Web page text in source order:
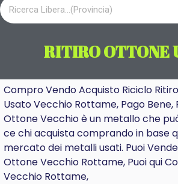
RITIRO OTTONE
Compro Vendo Acquisto Riciclo
Usato Vecchio Rottame, Pago Bene,
Ottone Vecchio è un metallo che
ce chi acquista comprando in base
mercato dei metalli usati. Puoi
Ottone Vecchio Rottame, Puoi qui
Vecchio Rottame,